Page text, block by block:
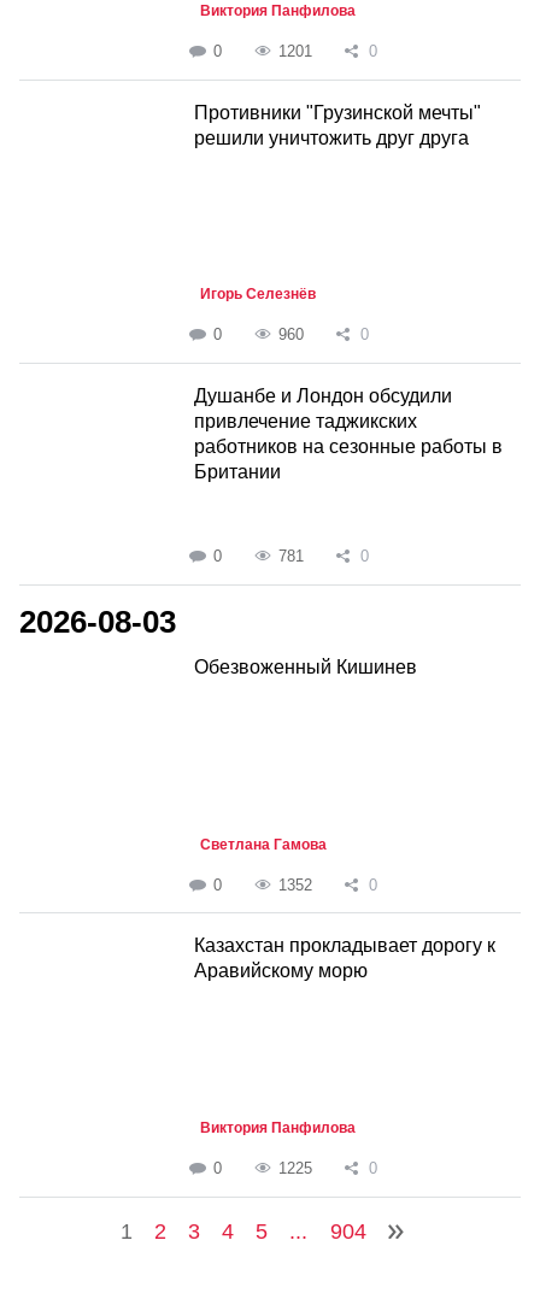
Виктория Панфилова
0 1201 0
Противники "Грузинской мечты"
решили уничтожить друг друга
Игорь Селезнёв
0 960 0
Душанбе и Лондон обсудили
привлечение таджикских
работников на сезонные работы в
Британии
0 781 0
2026-08-03
Обезвоженный Кишинев
Светлана Гамова
0 1352 0
Казахстан прокладывает дорогу к
Аравийскому морю
Виктория Панфилова
0 1225 0
1 2 3 4 5 ... 904